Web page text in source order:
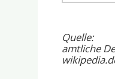
Quelle:
amtliche